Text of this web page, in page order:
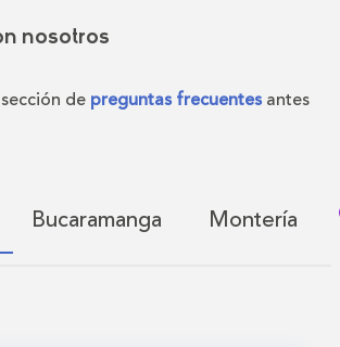
nosotros
de preguntas frecuentes antes
Bucaramanga Montería